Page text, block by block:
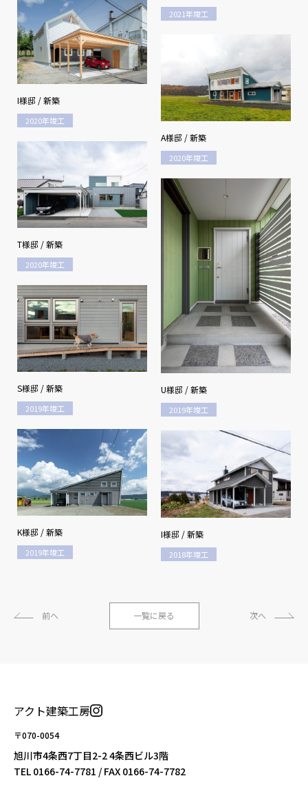
2021年竣工
I様邸 / 新築
2020年竣工
A様邸 / 新築
2020年竣工
T様邸 / 新築
2020年竣工
U様邸 / 新築
2019年竣工
S様邸 / 新築
2019年竣工
K様邸 / 新築
2019年竣工
I様邸 / 新築
2018年竣工
前へ 一覧に戻る 次へ
アクト建築工房
〒070-0054
旭川市4条西7丁目2-2 4条西ビル3階
TEL 0166-74-7781 / FAX 0166-74-7782